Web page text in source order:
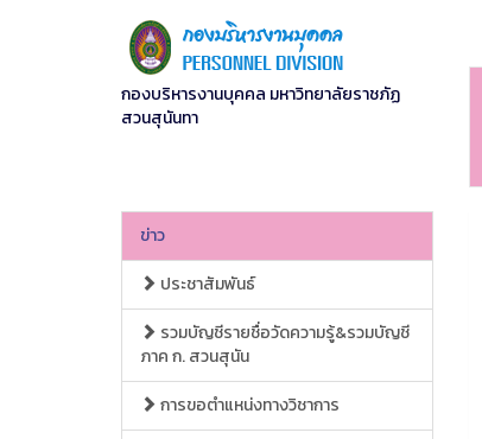
กองบริหารงานบุคคล มหาวิทยาลัยราชภัฏ
สวนสุนันทา
ข่าว
ประชาสัมพันธ์
รวมบัญชีรายชื่อวัดความรู้&รวมบัญชี
ภาค ก. สวนสุนัน
การขอตำแหน่งทางวิชาการ